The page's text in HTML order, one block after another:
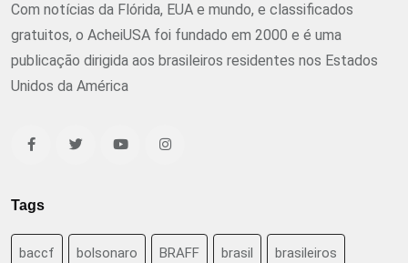
Com notícias da Flórida, EUA e mundo, e classificados
gratuitos, o AcheiUSA foi fundado em 2000 e é uma
publicação dirigida aos brasileiros residentes nos Estados
Unidos da América
Tags
baccf bolsonaro BRAFF brasil brasileiros